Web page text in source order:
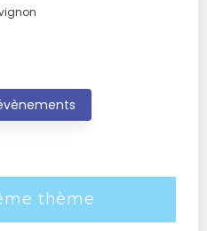
thème